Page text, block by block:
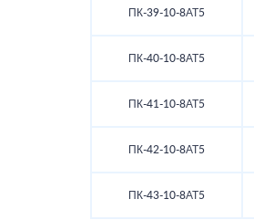
ПК-39-10-8АТ5
ПК-40-10-8АТ5
ПК-41-10-8АТ5
ПК-42-10-8АТ5
ПК-43-10-8АТ5